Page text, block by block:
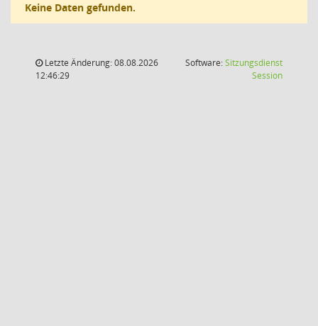
Keine Daten gefunden.
Letzte Änderung: 08.08.2026
12:46:29
Software:Sitzungsdienst
Session(Wird in